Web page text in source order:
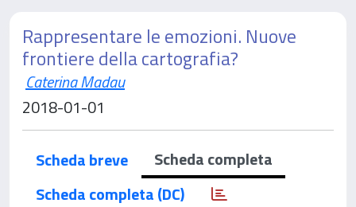
Rappresentare le emozioni. Nuove
frontiere della cartografia?
Caterina Madau
2018-01-01
Scheda breve
Scheda completa
Scheda completa (DC)